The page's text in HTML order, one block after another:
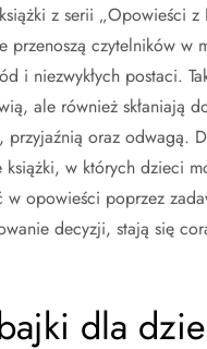
z serii „Opowieści z
przenoszą czytelników w
i niezwykłych postaci.
ale również skłaniają
przyjaźnią oraz odwagą.
książki, w których dzieci
w opowieści poprzez
decyzji, stają się
dla